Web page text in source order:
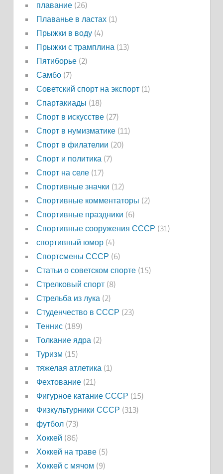
плавание(26)
Плаванье в ластах(1)
Прыжки в воду(4)
Прыжки с трамплина(13)
Пятиборье(2)
Самбо(7)
Советский спорт на экспорт(1)
Спартакиады (18)
Спорт в искусстве(27)
Спорт в нумизматике(11)
Спорт в филателии (20)
Спорт и политика(7)
Спорт на селе(17)
Спортивные значки (12)
Спортивные комментаторы (2)
Спортивные праздники (6)
Спортивные сооружения СССР (31)
спортивный юмор(4)
Спортсмены СССР (6)
Статьи о советском спорте(15)
Стрелковый спорт(8)
Стрельба из лука(2)
Студенчество в СССР (23)
Теннис(189)
Толкание ядра(2)
Туризм (15)
тяжелая атлетика(1)
Фехтование(21)
Фигурное катание СССР (15)
Физкультурники СССР (313)
футбол(73)
Хоккей (86)
Хоккей на траве(5)
Хоккей с мячом (9)